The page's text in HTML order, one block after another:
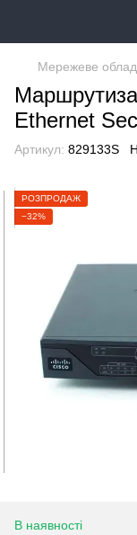
Мережеве
Ethernet
Артикул: 829133S
РОЗПРОДАЖ
−32%
В наявності